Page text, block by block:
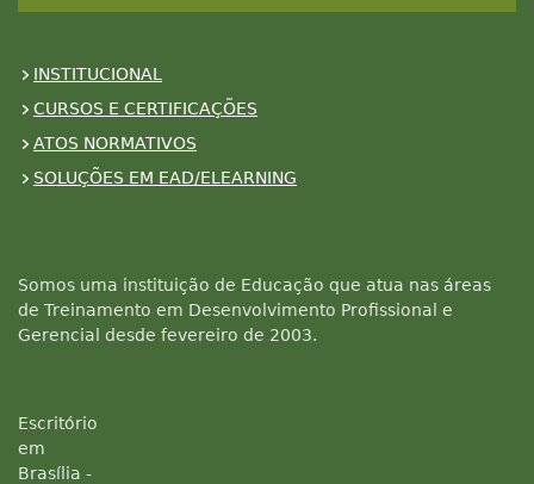
INSTITUCIONAL
CURSOS E CERTIFICAÇÕES
ATOS NORMATIVOS
SOLUÇÕES EM EAD/ELEARNING
Somos uma instituição de Educação que atua nas áreas
de Treinamento em Desenvolvimento Profissional e
Gerencial desde fevereiro de 2003.
Escritório
em
Brasília -